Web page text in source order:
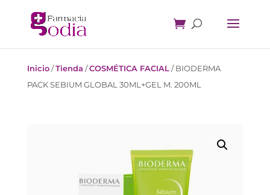
Inicio/Tienda /COSMÉTICA FACIAL/BIODERMA
PACK SEBIUM GLOBAL 30ML+GEL M. 200ML